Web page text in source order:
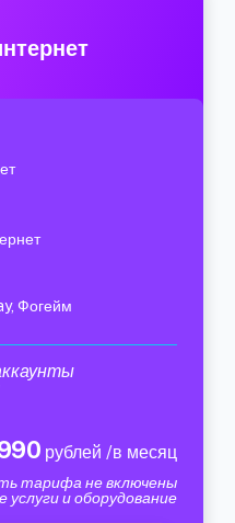
Фогейм
рублей /в месяц
тарифа не включены
и оборудование